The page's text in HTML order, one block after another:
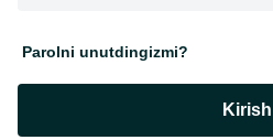
Parolni unutdingizmi?
Kirish